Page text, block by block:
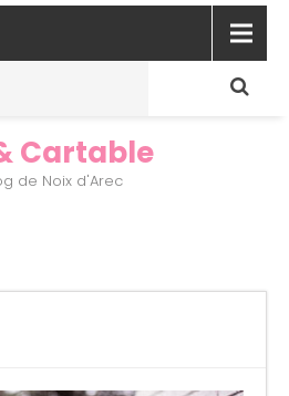
Cartable
de Noix d'Arec